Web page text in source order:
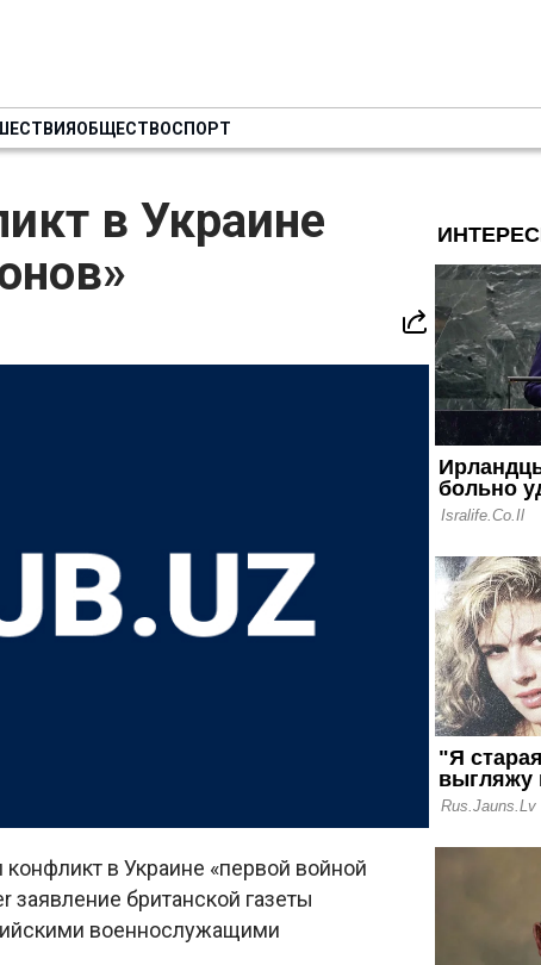
ОБЩЕСТВОСПОРТ
в Украине
в Украине «первой войной
британской газеты
военнослужащими